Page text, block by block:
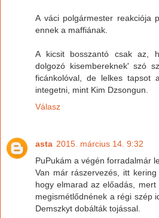
A váci polgármester reakciója
ennek a maffiának.
A kicsit bosszantó csak az,
dolgozó kisembereknek' szó
ficánkolóval, de lelkes tapsot
integetni, mint Kim Dzsongun.
Válasz
asta 2015. március 14. 9:32
PuPukám a végén forradalmár
Van már rászervezés, itt
hogy elmarad az előadás,
megismétlődnének a régi szép
Demszkyt dobálták tojással.